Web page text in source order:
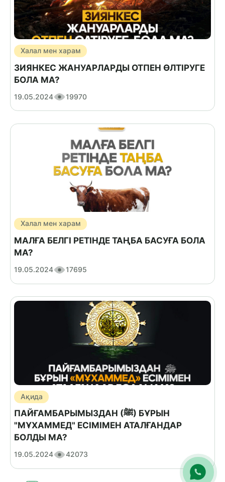
Халал мен харам
ЗИЯНКЕС ЖАНУАРЛАРДЫ ОТПЕН ӨЛТІРУГЕ
БОЛА МА?
19.05.2024 19970
Халал мен харам
МАЛҒА БЕЛГІ РЕТІНДЕ ТАҢБА БАСУҒА БОЛА
МА?
19.05.2024 17695
Ақида
ПАЙҒАМБАРЫМЫЗДАН (ﷺ) БҰРЫН
"МҰХАММЕД" ЕСІМІМЕН АТАЛҒАНДАР
БОЛДЫ МА?
19.05.2024 42073